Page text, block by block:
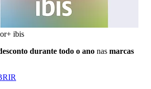
ibis
durante todo o ano nas marcas